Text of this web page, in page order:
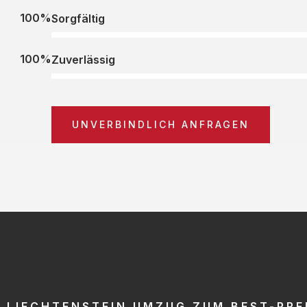
Sorgfältig
100%
Zuverlässig
100%
UNVERBINDLICH ANFRAGEN